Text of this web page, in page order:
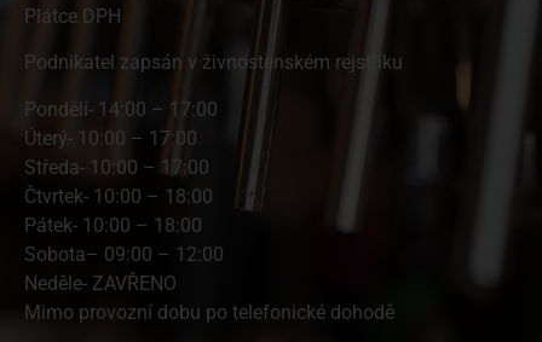
Plátce DPH
Podnikatel zapsán v živnostenském rejstříku
Pondělí- 14:00 – 17:00
Úterý- 10:00 – 17:00
Středa- 10:00 – 17:00
Čtvrtek- 10:00 – 18:00
Pátek- 10:00 – 18:00
Sobota– 09:00 – 12:00
Neděle- ZAVŘENO
Mimo provozní dobu po telefonické dohodě